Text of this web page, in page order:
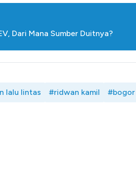
Dari Mana Sumber Duitnya?
lalu lintas #ridwan kamil #bogor